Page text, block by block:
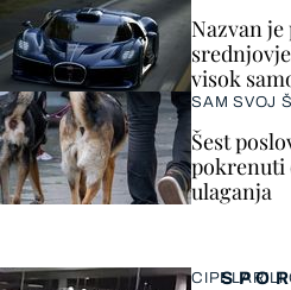
CIPELARILI
Nazvan
visok
SAM SVOJ
Šest
pokrenuti
ulaganja